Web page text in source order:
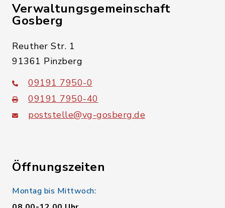
Verwaltungsgemeinschaft
Gosberg
Reuther Str. 1
91361 Pinzberg
09191 7950-0
09191 7950-40
poststelle@vg-gosberg.de
Öffnungszeiten
Montag bis Mittwoch: